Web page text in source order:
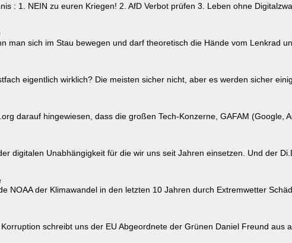
: 1. NEIN zu euren Kriegen! 2. AfD Verbot prüfen 3. Leben ohne
man sich im Stau bewegen und darf theoretisch die Hände vom Lenkrad
eigentlich wirklich? Die meisten sicher nicht, aber es werden sicher
darauf hingewiesen, dass die großen Tech-Konzerne, GAFAM (Google,
digitalen Unabhängigkeit für die wir uns seit Jahren einsetzen. Und der
NOAA der Klimawandel in den letzten 10 Jahren durch Extremwetter
schreibt uns der EU Abgeordnete der Grünen Daniel Freund aus